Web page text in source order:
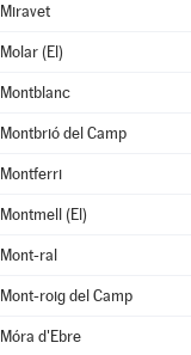
Miravet
Molar (El)
Montblanc
Montbrió del Camp
Montferri
Montmell (El)
Mont-ral
Mont-roig del Camp
Móra d'Ebre